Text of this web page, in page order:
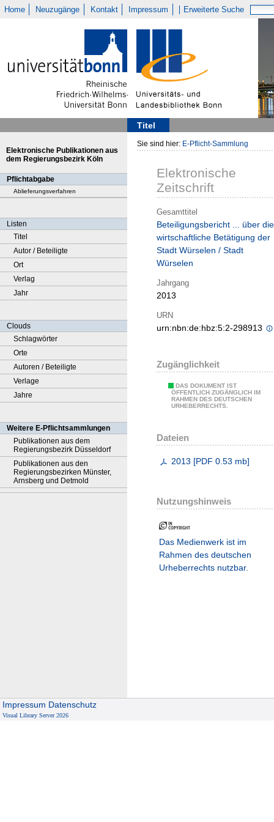
Home Neuzugänge Kontakt Impressum Erweiterte Suche
Titel
Elektronische Publikationen aus
dem Regierungsbezirk Köln
Pflichtabgabe
Ablieferungsverfahren
Listen
Titel
Autor / Beteiligte
Ort
Verlag
Jahr
Clouds
Schlagwörter
Orte
Autoren / Beteiligte
Verlage
Jahre
Weitere E-Pflichtsammlungen
Publikationen aus dem
Regierungsbezirk Düsseldorf
Publikationen aus den
Regierungsbezirken Münster,
Arnsberg und Detmold
Sie sind hier: E-Pflicht-Sammlung
Elektronische
Zeitschrift
Gesamttitel
Beteiligungsbericht ... über die
wirtschaftliche Betätigung der
Stadt Würselen / Stadt
Würselen
Jahrgang
2013
URN
urn:nbn:de:hbz:5:2-298913
Zugänglichkeit
DAS DOKUMENT IST
ÖFFENTLICH ZUGÄNGLICH IM
RAHMEN DES DEUTSCHEN
URHEBERRECHTS.
Dateien
2013 [PDF 0.53 mb]
Nutzungshinweis
Das Medienwerk ist im
Rahmen des deutschen
Urheberrechts nutzbar.
Impressum Datenschutz
Visual Library Server 2026